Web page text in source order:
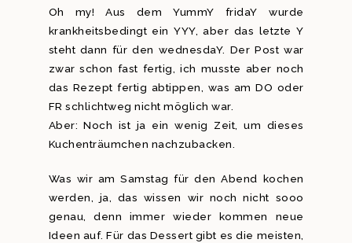
Oh my! Aus dem YummY fridaY wurde
krankheitsbedingt ein YYY, aber das letzte Y
steht dann für den wednesdaY. Der Post war
zwar schon fast fertig, ich musste aber noch
das Rezept fertig abtippen, was am DO oder
FR schlichtweg nicht möglich war.
Aber: Noch ist ja ein wenig Zeit, um dieses
Kuchenträumchen nachzubacken.
Was wir am Samstag für den Abend kochen
werden, ja, das wissen wir noch nicht sooo
genau, denn immer wieder kommen neue
Ideen auf. Für das Dessert gibt es die meisten,